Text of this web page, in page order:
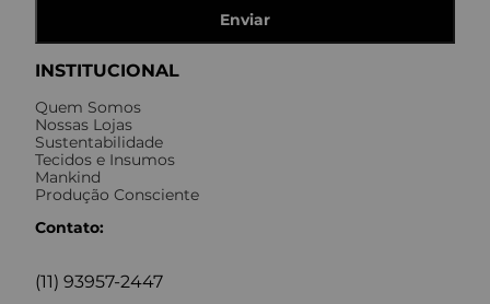
INSTITUCIONAL
Quem Somos
Nossas Lojas
Sustentabilidade
Tecidos e Insumos
Mankind
Produção Consciente
Contato:
(11) 93957-2447
Enviar